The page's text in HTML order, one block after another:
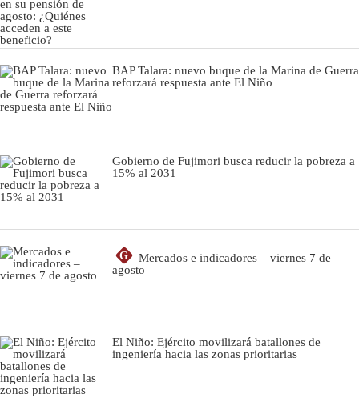
BAP Talara: nuevo buque de la Marina de Guerra
reforzará respuesta ante El Niño
Gobierno de Fujimori busca reducir la pobreza a
15% al 2031
G
Mercados e indicadores – viernes 7 de
agosto
El Niño: Ejército movilizará batallones de
ingeniería hacia las zonas prioritarias